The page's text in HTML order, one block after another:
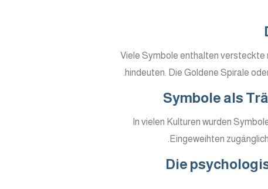
Viele Symbole enthalten versteckte
hindeuten. Die Goldene Spirale
Symbole als
In vielen Kulturen wurden
Eingeweihten
Die